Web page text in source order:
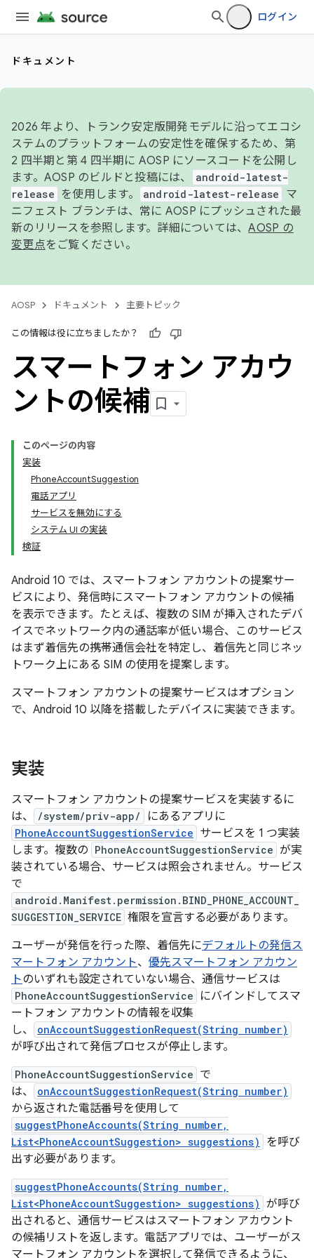
ログイン
ドキュメント
2026 年より、トランク安定版開発モデルに沿ってエコシ
ステムのプラットフォームの安定性を確保するため、第
2 四半期と第 4 四半期に AOSP にソースコードを公開し
ます。AOSP のビルドと投稿には、
android-latest-
release
を使用します。 android-latest-release
マ
ニフェスト ブランチは、常に AOSP にプッシュされた最
新のリリースを参照します。詳細については、AOSP の
変更点をご覧ください。
AOSP ドキュメント 主要トピック
この情報は役に立ちましたか？
スマートフォン アカウ
ントの候補
このページの内容
実装
PhoneAccountSuggestion
電話アプリ
サービスを無効にする
システム UI の実装
検証
Android 10 では、スマートフォン アカウントの提案サー
ビスにより、発信時にスマートフォン アカウントの候補
を表示できます。たとえば、複数の SIM が挿入されたデバ
イスでネットワーク内の通話率が低い場合、このサービス
はまず着信先の携帯通信会社を特定し、着信先と同じネッ
トワーク上にある SIM の使用を提案します。
スマートフォン アカウントの提案サービスはオプション
で、Android 10 以降を搭載したデバイスに実装できます。
実装
スマートフォン アカウントの提案サービスを実装するに
は、
/system/priv-app/ にあるアプリに
PhoneAccountSuggestionService サービスを 1 つ実装
します。 複数の PhoneAccountSuggestionService が実
装されている場合、サービスは照会されません。サービス
で
android.Manifest.permission.BIND_PHONE_ACCOUNT_
SUGGESTION_SERVICE 権限を宣言する必要があります。
ユーザーが発信を行った際、着信先にデフォルトの発信ス
マートフォン アカウント、 優先スマートフォン アカウン
トのいずれも設定されていない場合、通信サービスは
PhoneAccountSuggestionService
にバインドしてスマ
ートフォン アカウントの情報を収集
し、
onAccountSuggestionRequest(String number)
が呼び出されて発信プロセスが停止します。
PhoneAccountSuggestionService で
は、
onAccountSuggestionRequest(String number)
から返された電話番号を使用して
suggestPhoneAccounts(String number,
List<PhoneAccountSuggestion> suggestions)
を呼び
出す必要があります。
suggestPhoneAccounts(String number,
List<PhoneAccountSuggestion> suggestions) が呼び
出されると、通信サービスはスマートフォン アカウント
の候補リストを返します。電話アプリでは、ユーザーがス
マートフォン アカウントを選択して発信できるように、